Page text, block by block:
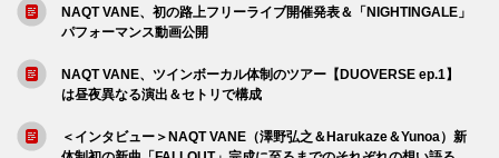
NAQT VANE、初の路上フリーライブ開催発表＆「NIGHTINGALE」
パフォーマンス動画公開
NAQT VANE、ツインボーカル体制のツアー【DUOVERSE ep.1】
は昼夜異なる演出＆セトリで構成
＜インタビュー＞NAQT VANE（澤野弘之＆Harukaze＆Yunoa）新